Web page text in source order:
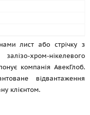
лист або стрічку з
хром-нікелевого
компанія АвекГлоб.
відвантаження
клієнтом.